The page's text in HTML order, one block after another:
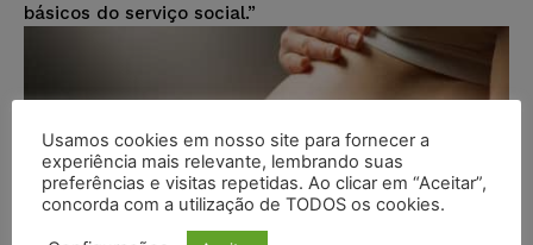
básicos do serviço social.”
Usamos cookies em nosso site para fornecer a
experiência mais relevante, lembrando suas
preferências e visitas repetidas. Ao clicar em “Aceitar”,
concorda com a utilização de TODOS os cookies.